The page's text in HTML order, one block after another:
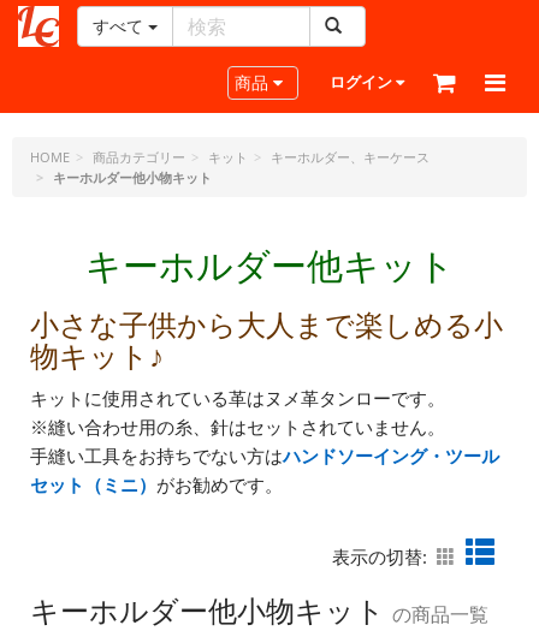
ー
ラ
フ
ジ
ェ
ー
ピ
ー
すべて
Toggle navigation
商品 ログイン
HOME 商品カテゴリー キット
キーホルダー、キーケース
キーホルダー他小物キット
キーホルダー他キット
小さな子供から大人まで楽しめる小
物キット♪
キットに使用されている革はヌメ革タンローです。
※縫い合わせ用の糸、針はセットされていません。
手縫い工具をお持ちでない方はハンドソーイング・ツール
セット（ミニ） がお勧めです。
表示の切替:
キーホルダー他小物キット の商品一覧